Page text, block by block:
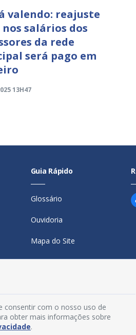
valendo: reajuste
nos salários dos
da rede
será pago em
13H47
Guia Rápido
Glossário
Ouvidoria
Mapa do Site
Perguntas Frequentes
Política de Privacidade
Acesso Interno
consentir com o nosso uso de
obter mais informações sobre
.